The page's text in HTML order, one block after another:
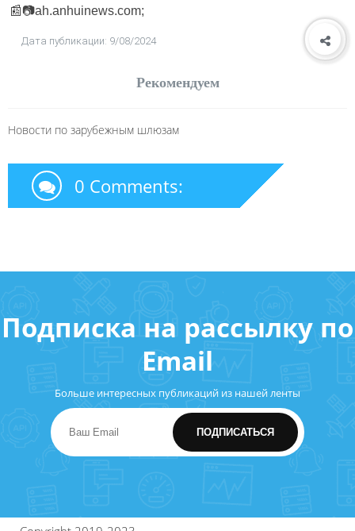
📰📷ah.anhuinews.com;
Дата публикации: 9/08/2024
Рекомендуем
Новости по зарубежным шлюзам
0 Comments:
Подписка на рассылку по
Email
Больше интересных публикаций из нашей ленты